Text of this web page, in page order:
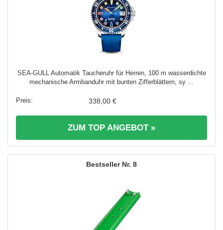
SEA-GULL Automatik Taucheruhr für Herren, 100 m wasserdichte
mechanische Armbanduhr mit bunten Zifferblättern, sy ...
338,00 €
ZUM TOP ANGEBOT »
8